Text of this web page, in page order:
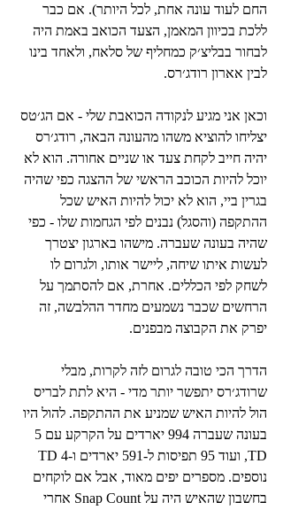
החם לעוד עונה אחת, לכל היותר). אם כבר
ללכת בכיוון המאמן, הצעד הכואב באמת היה
לבחור בבליצ׳ק כמחליף של סלאח, ולאחד בינו
לבין אארון רודג׳רס.
וכאן אני מגיע לנקודה הכואבת שלי - אם הג׳טס
יצליחו להוציא משהו מהעונה הבאה, רודג׳רס
יהיה חייב לקחת צעד או שניים אחורה. הוא לא
יוכל להיות הכוכב הראשי של ההצגה כפי שהיה
בגרין ביי, הוא לא יכול להיות האיש שכל
ההתקפה (והסגל) נבנים לפי הגחמות שלו - כפי
שהיה בעונה שעברה. מישהו בארגון יצטרך
לעשות איתו שיחה, ליישר אותו, ולגרום לו
לשחק לפי הכללים. אחרת, אם להסתמך על
הרחשים שכבר נשמעים מחדר ההלבשה, זה
יפרק את הקבוצה מבפנים.
הדרך הכי טובה לגרום לזה לקרות, מבלי
שרודג׳רס יתפשר יותר מדי - היא לתת לבריס
הול להיות האיש שמניע את ההתקפה. להול היו
נוספים. מספרים יפים מאוד, אבל אם לוקחים
בחשבון שהאיש היה על Snap Count אחרי